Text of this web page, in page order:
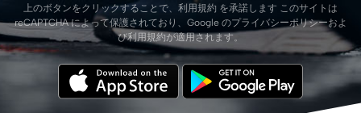
上のボタンをクリックすることで、 利用規約 を承諾します このサイトは
reCAPTCHA によって保護されており、Google のプライバシーポリシーおよ
び利用規約が適用されます。